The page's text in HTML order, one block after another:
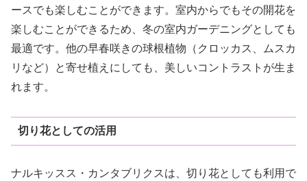
ースでも楽しむことができます。室内からでもその開花を
楽しむことができるため、冬の室内ガーデニングとしても
最適です。他の早春咲きの球根植物（クロッカス、ムスカ
リなど）と寄せ植えにしても、美しいコントラストが生ま
れます。
切り花としての活用
ナルキッスス・カンタブリクスは、切り花としても利用で